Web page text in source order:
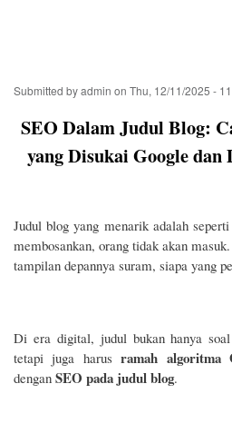
Submitted byadmin on Thu, 12/11/2025 -
SEO Dalam Judul Blog:
yang Disukai Google dan
Judul blog yang menarik adalah
membosankan, orang tidak akan
tampilan depannya suram, siapa yang
Di era digital, judul bukan hanya
tetapi juga harusramah algoritma
dengan SEO pada judul blog.